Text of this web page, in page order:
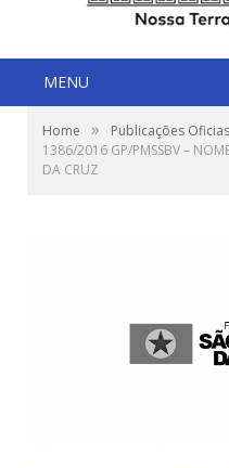
MENU
Home » Publicações Oficias
1386/2016 GP/PMSSBV –
DA CRUZ